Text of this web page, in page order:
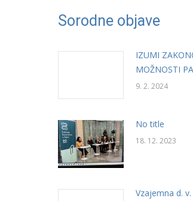
Sorodne objave
IZUMI
MOŽNOSTI
9. 2. 2024
No title
18. 12. 2023
Vzajemna d.